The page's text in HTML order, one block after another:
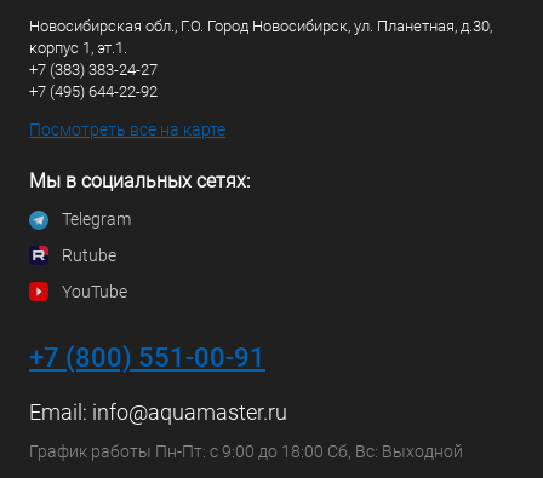
Новосибирская обл., Г.О. Город Новосибирск, ул. Планетная, д.30,
корпус 1, эт.1.
+7 (383) 383-24-27
+7 (495) 644-22-92
Посмотреть все на карте
Мы в социальных сетях:
Telegram
Rutube
YouTube
+7 (800) 551-00-91
Email: info@aquamaster.ru
График работы Пн-Пт: с 9:00 до 18:00 Сб, Вс: Выходной